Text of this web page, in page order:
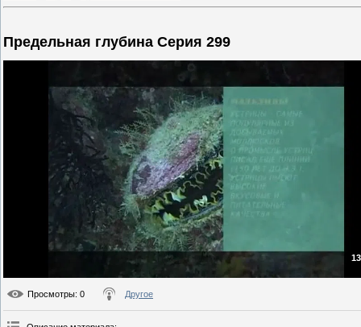
Предельная глубина Серия 299
Просмотры: 0 Другое